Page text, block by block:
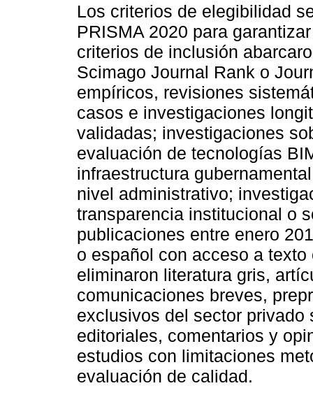
Los criterios de elegibilidad
PRISMA 2020 para
criterios de inclusión
Scimago Journal Rank o
empíricos, revisiones
casos e investigaciones
validadas; investigaciones
evaluación de tecnologías
infraestructura
nivel administrativo;
transparencia institucional o
publicaciones entre enero
o español con acceso a
eliminaron literatura gris,
comunicaciones breves,
exclusivos del sector
editoriales, comentarios y
estudios con limitaciones
evaluación de calidad.